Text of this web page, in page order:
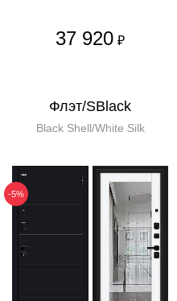
37 920 ₽
Флэт/SBlack
Black Shell/White Silk
-5%